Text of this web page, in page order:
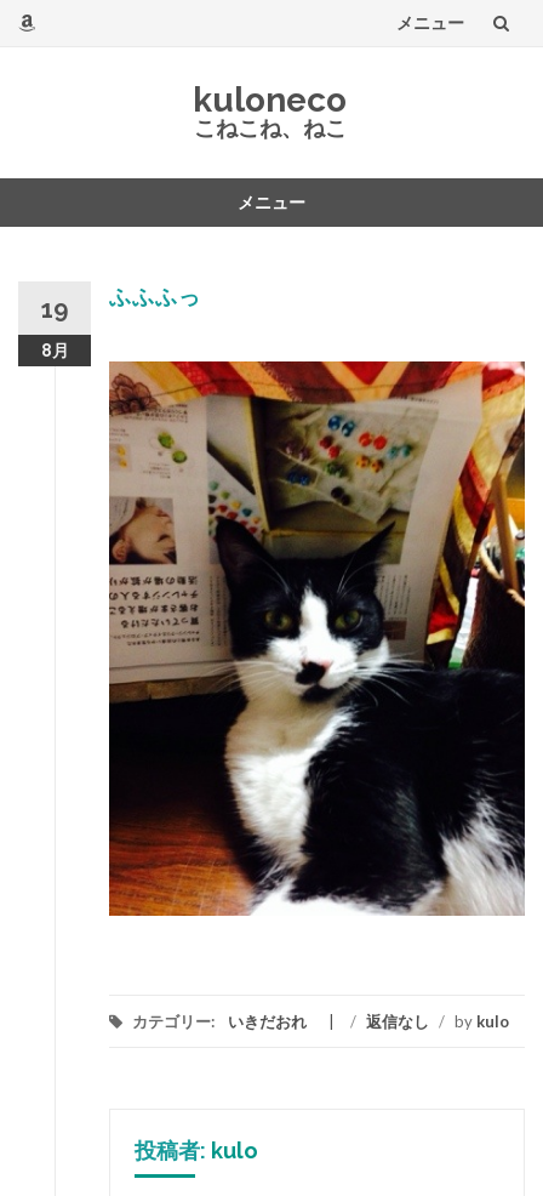
メニュー
kuloneco
こねこね、ねこ
メニュー
19
8月
ふふふっ
カテゴリー: いきだおれ / 返信なし / by kulo
投稿者: kulo